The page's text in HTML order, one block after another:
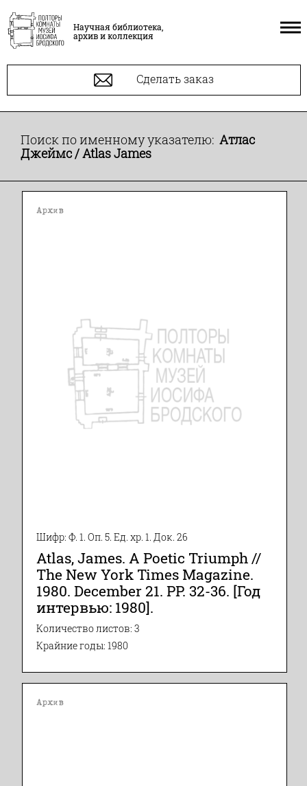
Научная библиотека,
архив и коллекция
Сделать заказ
Поиск по именному указателю: Атлас
Джеймс / Atlas James
Архив
Шифр: Ф. 1. Оп. 5. Ед. хр. 1. Док. 26
Atlas, James. A Poetic Triumph //
The New York Times Magazine.
1980. December 21. PP. 32-36. [Год
интервью: 1980].
Количество листов: 3
Крайние годы: 1980
Архив